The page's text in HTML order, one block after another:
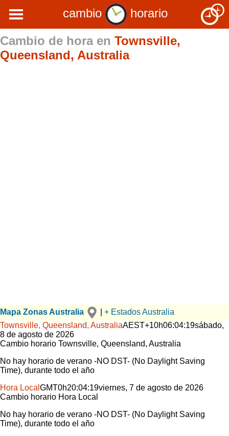
cambio
horario
Cambio de hora en Townsville,
Queensland, Australia
Mapa Zonas Australia
+ Estados Australia
Townsville, Queensland, AustraliaAEST+10h06:04:19sábado,
8 de agosto de 2026
Cambio horario Townsville, Queensland, Australia
No hay horario de verano -NO DST- (No Daylight Saving
Time), durante todo el año
Hora Local GMT0h20:04:19viernes, 7 de agosto de 2026
Cambio horario Hora Local
No hay horario de verano -NO DST- (No Daylight Saving
Time), durante todo el año